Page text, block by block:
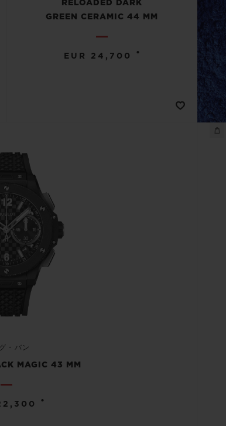
RELOADED DARK
GREEN CERAMIC 44 MM
EUR 24,700 •
・バン
MAGIC 43 MM
•